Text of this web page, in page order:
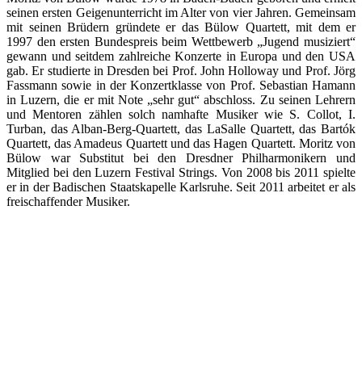
seinen ersten Geigenunterricht im Alter von vier Jahren. Gemeinsam
mit seinen Brüdern gründete er das Bülow Quartett, mit dem er
1997 den ersten Bundespreis beim Wettbewerb „Jugend musiziert“
gewann und seitdem zahlreiche Konzerte in Europa und den USA
gab. Er studierte in Dresden bei Prof. John Holloway und Prof. Jörg
Fassmann sowie in der Konzertklasse von Prof. Sebastian Hamann
in Luzern, die er mit Note „sehr gut“ abschloss. Zu seinen Lehrern
und Mentoren zählen solch namhafte Musiker wie S. Collot, I.
Turban, das Alban-Berg-Quartett, das LaSalle Quartett, das Bartók
Quartett, das Amadeus Quartett und das Hagen Quartett. Moritz von
Bülow war Substitut bei den Dresdner Philharmonikern und
Mitglied bei denLuzern Festival Strings. Von 2008 bis 2011 spielte
er in der Badischen Staatskapelle Karlsruhe. Seit 2011 arbeitet er als
freischaffender Musiker.